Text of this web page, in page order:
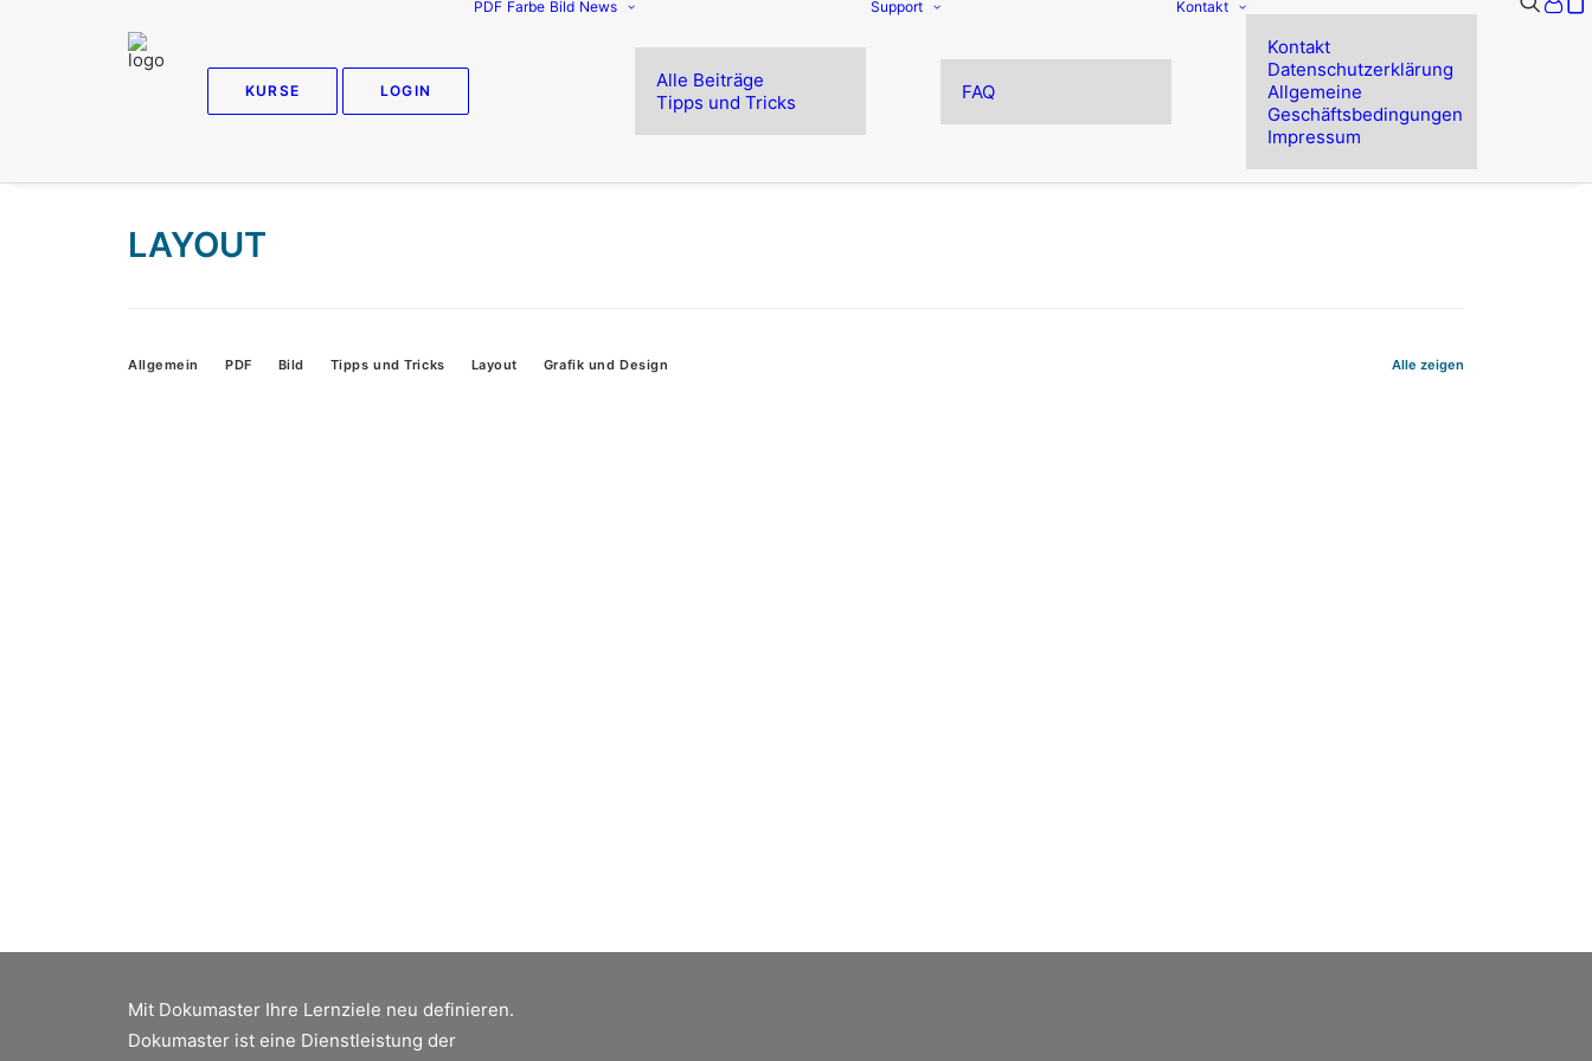
KURSE LOGIN
PDF Farbe Bild News
Alle Beiträge
Tipps und Tricks
Support
FAQ
Kontakt
Kontakt
Datenschutzerklärung
Allgemeine
Geschäftsbedingungen
Impressum
LAYOUT
Alle zeigen
Allgemein PDF Bild Tipps und Tricks Layout Grafik und Design
Mit Dokumaster Ihre Lernziele neu definieren.
Dokumaster ist eine Dienstleistung der